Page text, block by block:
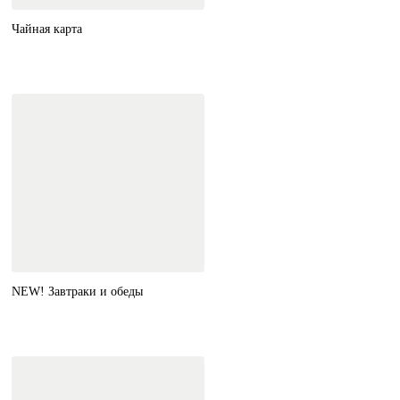
Чайная карта
NEW! Завтраки и обеды